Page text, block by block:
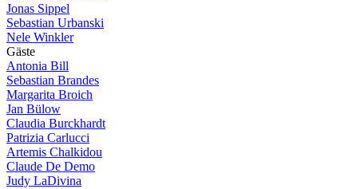
Jonas Sippel
Sebastian Urbanski
Nele Winkler
Gäste
Antonia Bill
Sebastian Brandes
Margarita Broich
Jan Bülow
Claudia Burckhardt
Patrizia Carlucci
Artemis Chalkidou
Claude De Demo
Judy LaDivina